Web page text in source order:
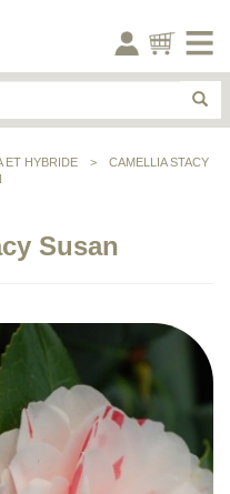
ET HYBRIDE >
CAMELLIA STACY
Susan